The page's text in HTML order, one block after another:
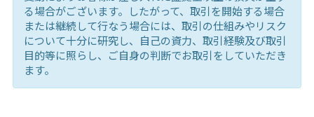
る場合がございます。したがって、取引を開始する場合
または継続して行なう場合には、取引の仕組みやリスク
について十分に研究し、自己の資力、取引経験及び取引
目的等に照らし、ご自身の判断でお取引をしていただき
ます。